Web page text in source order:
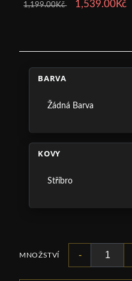
1,199.00Kč 1,539.00Kč
BARVA
Žádná Barva
KOVY
Stříbro
MNOŽSTVÍ -